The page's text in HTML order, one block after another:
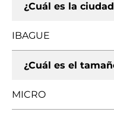
¿Cuál es la
IBAGUE
¿Cuál es el
MICRO